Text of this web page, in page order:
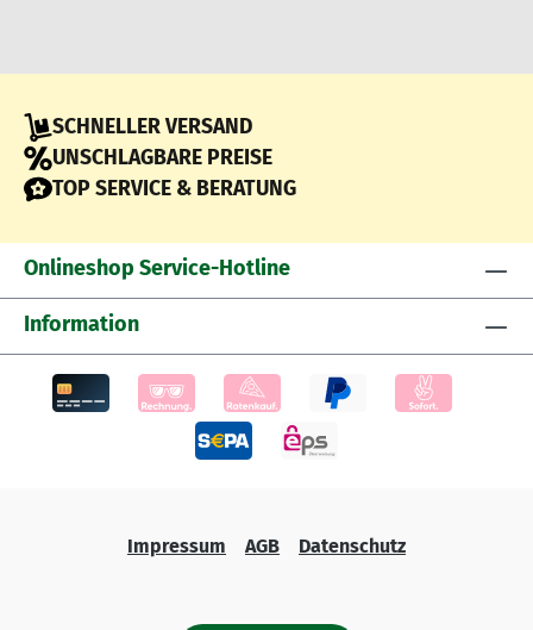
SCHNELLER VERSAND
UNSCHLAGBARE PREISE
TOP SERVICE & BERATUNG
Onlineshop Service-Hotline
Information
Impressum AGB Datenschutz